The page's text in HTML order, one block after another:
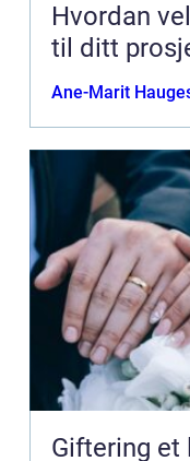
Hvordan
til ditt
Ane-Marit
Giftering et lite smykke med stor